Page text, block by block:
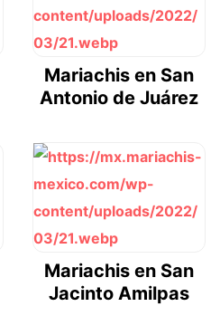
Mariachis en San
Antonio de Juárez
Mariachis en San
Jacinto Amilpas